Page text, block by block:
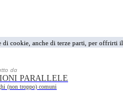
di cookie, anche di terze parti, per
da
PARALLELE
(non troppo) comuni